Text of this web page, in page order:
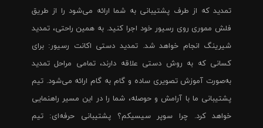
تمدید که از طرف پشتیبانی به شما ارائه می‌شود را از طریق
فلش مموری روی رسیور خود اجرا کنید. به همین راحتی، تمدید
شیرینگ انجام خواهد شد. تمدید دستی اکانت رسیور: برای
کسانی که به روش دستی علاقه دارند، تمامی مراحل تمدید
به‌صورت آموزش تصویری ساده و گام به گام ارائه می‌شود. تیم
پشتیبانی ما با آرامش و حوصله، شما را در این مسیر راهنمایی
خواهد کرد. چرا سوپر سیسیکم؟ پشتیبانی حرفه‌ای: تیم